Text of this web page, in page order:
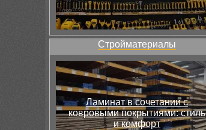
Стройматериалы
Ламинат в сочетании с
ковровыми покрытиями: стиль
и комфорт